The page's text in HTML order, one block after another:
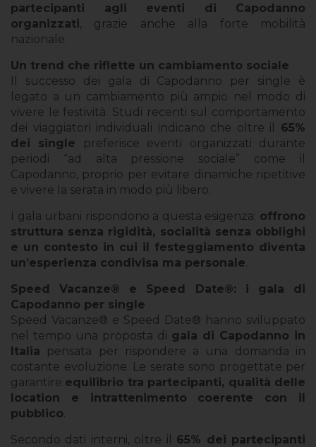
partecipanti agli eventi di Capodanno
organizzati, grazie anche alla forte mobilità
nazionale.
Un trend che riflette un cambiamento sociale
Il successo dei gala di Capodanno per single è
legato a un cambiamento più ampio nel modo di
vivere le festività. Studi recenti sul comportamento
dei viaggiatori individuali indicano che oltre il 65%
dei single preferisce eventi organizzati durante
periodi “ad alta pressione sociale” come il
Capodanno, proprio per evitare dinamiche ripetitive
e vivere la serata in modo più libero.
I gala urbani rispondono a questa esigenza: offrono
struttura senza rigidità, socialità senza obblighi
e un contesto in cui il festeggiamento diventa
un’esperienza condivisa ma personale.
Speed Vacanze® e Speed Date®: i gala di
Capodanno per single
Speed Vacanze® e Speed Date® hanno sviluppato
nel tempo una proposta di gala di Capodanno in
Italia pensata per rispondere a una domanda in
costante evoluzione. Le serate sono progettate per
garantire equilibrio tra partecipanti, qualità delle
location e intrattenimento coerente con il
pubblico.
Secondo dati interni, oltre il 65% dei partecipanti